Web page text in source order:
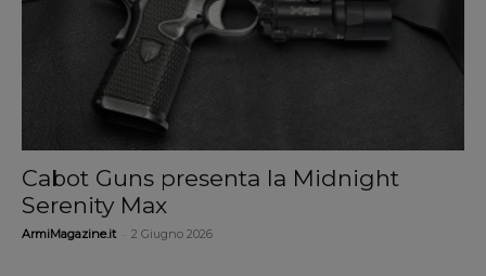
Cabot Guns presenta la Midnight
Serenity Max
ArmiMagazine.it 2 Giugno 2026